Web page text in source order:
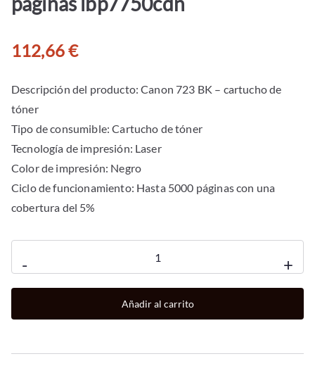
112,66€
Descripción del producto: Canon 723 BK – cartucho de
tóner
Tipo de consumible: Cartucho de tóner
Tecnología de impresión: Laser
Color de impresión: Negro
Ciclo de funcionamiento: Hasta 5000 páginas con una
cobertura del 5%
-
canon
723
+
Añadir al carrito